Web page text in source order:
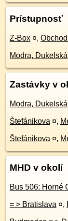
Prístupnosť
Z-Box ¤,
Modra, Dukelská
Zastávky v
Modra, Dukelská
Štefánikova ¤,
Štefánikova ¤,
MHD v okolí
= > Bratislava ¤,